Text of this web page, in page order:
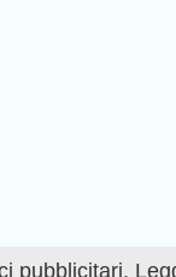
pubblicitari.